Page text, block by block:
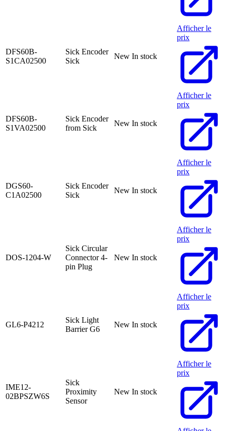
DFS60B-
S1CA02500
Sick Encoder
Sick
New In stock
Afficher le
prix
DFS60B-
S1VA02500
Sick Encoder
from Sick
New In stock
Afficher le
prix
DGS60-
C1A02500
Sick Encoder
Sick
New In stock
Afficher le
prix
DOS-1204-W
Sick Circular
Connector 4-
pin Plug
New In stock
Afficher le
prix
GL6-P4212
Sick Light
Barrier G6
New In stock
Afficher le
prix
IME12-
02BPSZW6S
Sick
Proximity
Sensor
New In stock
Afficher le
prix